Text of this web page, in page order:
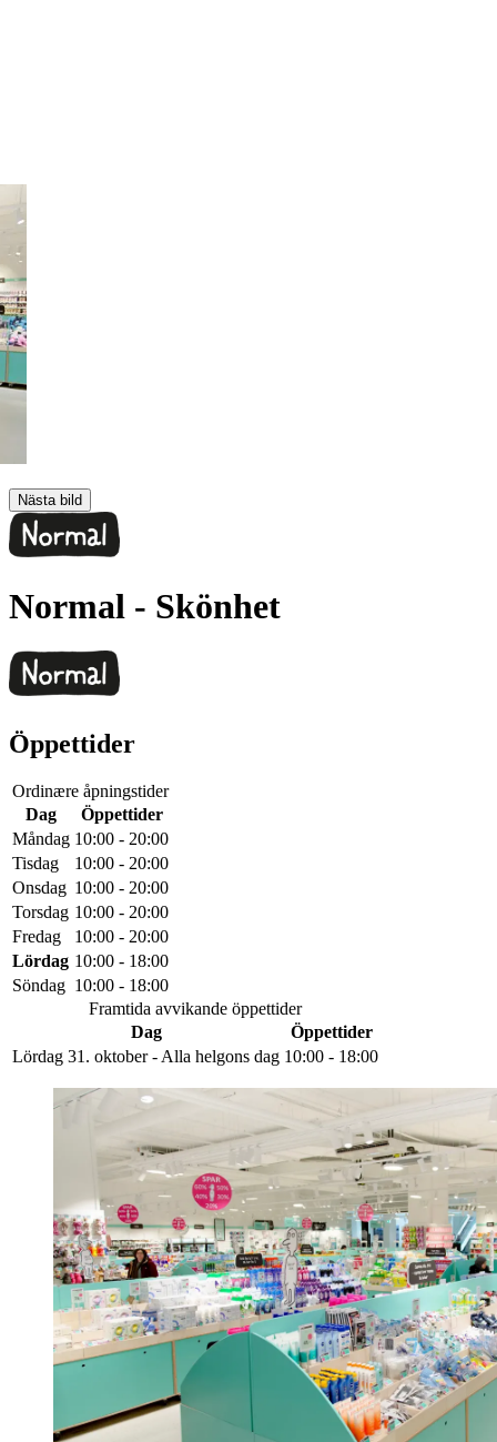
Nästa bild
Normal - Skönhet
Öppettider
Ordinære åpningstider
Dag
Öppettider
Måndag 10:00 - 20:00
Tisdag
10:00 - 20:00
Onsdag 10:00 - 20:00
Torsdag 10:00 - 20:00
Fredag
10:00 - 20:00
Lördag 10:00 - 18:00
Söndag 10:00 - 18:00
Framtida avvikande öppettider
Dag
Öppettider
Lördag 31. oktober - Alla helgons dag 10:00 - 18:00